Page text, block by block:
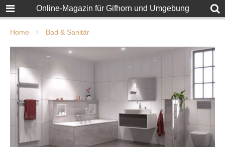
Online-Magazin für Gifhorn und Umgebung
Home Bad & Sanitär